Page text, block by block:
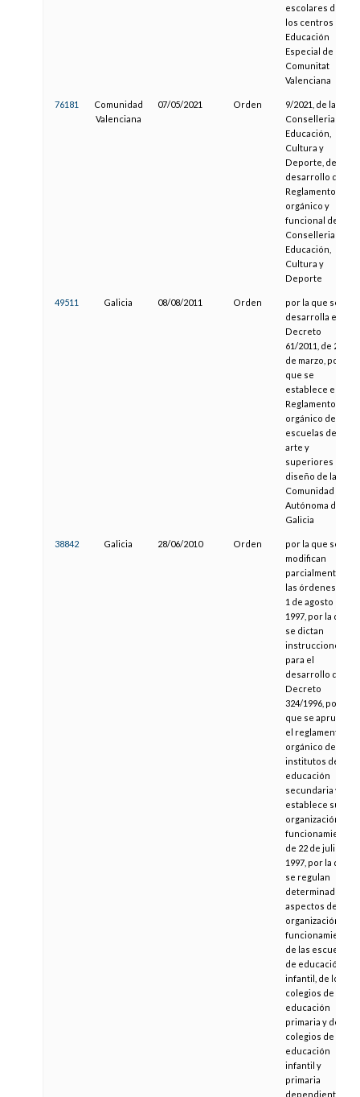
escolares de
los centros de
Educación
Especial de la
Comunitat
Valenciana
76181
Comunidad
Valenciana
07/05/2021 Orden
9/2021, de la
Conselleria de
Educación,
Cultura y
Deporte, de
desarrollo del
Reglamento
orgánico y
funcional de la
Conselleria de
Educación,
Cultura y
Deporte
49511 Galicia 08/08/2011 Orden
por la que se
desarrolla el
Decreto
61/2011, de 24
de marzo, por el
que se
establece el
Reglamento
orgánico de las
escuelas de
arte y
superiores de
diseño de la
Comunidad
Autónoma de
Galicia
38842 Galicia 28/06/2010 Orden
por la que se
modifican
parcialmente
las órdenes del
1 de agosto de
1997, por la que
se dictan
instrucciones
para el
desarrollo del
Decreto
324/1996, por el
que se aprueba
el reglamento
orgánico de los
institutos de
educación
secundaria y se
establece su
organización y
funcionamiento,
de 22 de julio de
1997, por la que
se regulan
determinados
aspectos de
organización y
funcionamiento
de las escuelas
de educación
infantil, de los
colegios de
educación
primaria y de los
colegios de
educación
infantil y
primaria
dependientes